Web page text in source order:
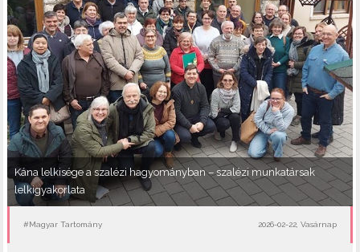
Kána lelkisége a szalézi hagyományban – szalézi munkatársak
lelkigyakorlata
#Magyar Tartomány 2026-02-22, Vasárnap